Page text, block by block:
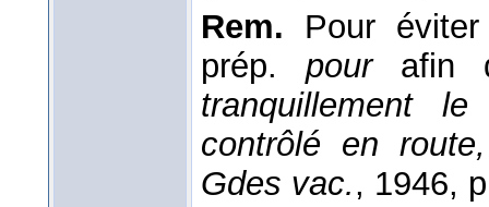
Rem. Pour
prép.pourafin
tranquillement
contrôlé en
Gdes vac., 1946,